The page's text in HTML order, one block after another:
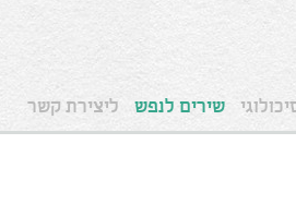
שירים לנפש ליצירת קשר